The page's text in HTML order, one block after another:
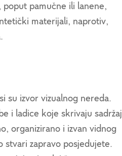
pamučne ili lanene,
materijali, naprotiv,
su izvor vizualnog nereda.
i ladice koje skrivaju sadržaj
organizirano i izvan vidnog
stvari zapravo posjedujete.